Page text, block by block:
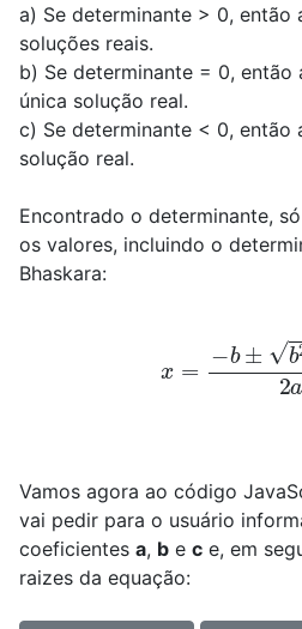
a) Se determinante > 0, então
soluções reais.
b) Se determinante = 0, então
única solução real.
c) Se determinante < 0, então
solução real.
Encontrado o determinante,
os valores, incluindo o
Bhaskara:
b± b −
Vamos agora ao código
vai pedir para o usuário
coeficientes a, b e c e, em
raizes da equação: